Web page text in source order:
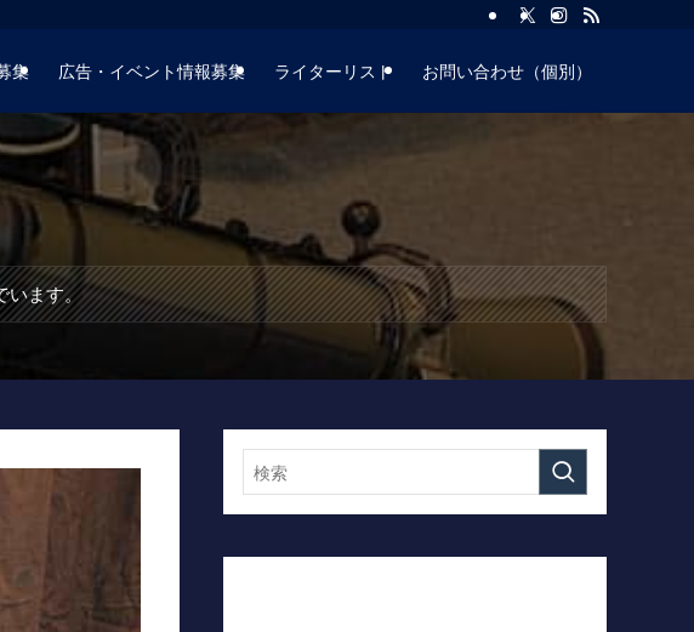
集 広告・イベント情報募集 ライターリスト お問い合わせ（個別）
います。